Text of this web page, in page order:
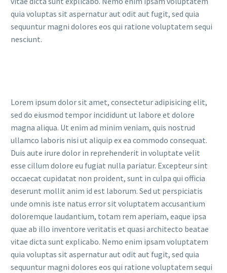
quia voluptas sit aspernatur aut odit aut fugit, sed quia
sequuntur magni dolores eos qui ratione voluptatem sequi
nesciunt.
Lorem ipsum dolor sit amet, consectetur adipisicing elit,
sed do eiusmod tempor incididunt ut labore et dolore
magna aliqua. Ut enim ad minim veniam, quis nostrud
ullamco laboris nisi ut aliquip ex ea commodo consequat.
Duis aute irure dolor in reprehenderit in voluptate velit
esse cillum dolore eu fugiat nulla pariatur. Excepteur sint
occaecat cupidatat non proident, sunt in culpa qui officia
deserunt mollit anim id est laborum. Sed ut perspiciatis
unde omnis iste natus error sit voluptatem accusantium
doloremque laudantium, totam rem aperiam, eaque ipsa
quae ab illo inventore veritatis et quasi architecto beatae
vitae dicta sunt explicabo. Nemo enim ipsam voluptatem
quia voluptas sit aspernatur aut odit aut fugit, sed quia
sequuntur magni dolores eos qui ratione voluptatem sequi